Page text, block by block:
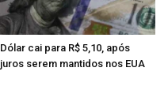
Dólar cai para R$ 5,10, após
juros serem mantidos nos EUA